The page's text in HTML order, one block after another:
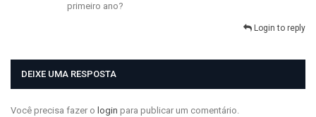
primeiro ano?
Login to reply
DEIXE UMA RESPOSTA
Você precisa fazer o login para publicar um comentário.